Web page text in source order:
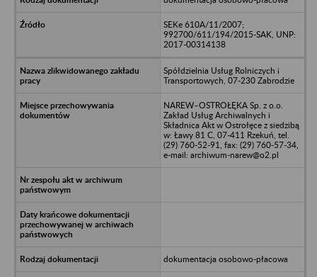
SEKe 610A/11/2007;
992700/611/194/2015-SAK, UNP:
2017-00314138
Spółdzielnia Usług Rolniczych i
Transportowych, 07-230 Zabrodzie
NAREW–OSTROŁĘKA Sp. z o.o.
Zakład Usług Archiwalnych i
Składnica Akt w Ostrołęce z siedzibą
w: Ławy 81 C, 07-411 Rzekuń, tel.
(29) 760-52-91, fax: (29) 760-57-34,
e-mail: archiwum-narew@o2.pl
dokumentacja osobowo-płacowa